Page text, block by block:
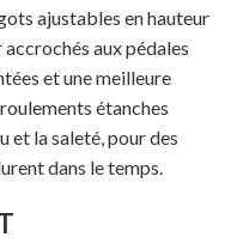
ajustables en hauteur
aux pédales
et une meilleure
étanches
et la saleté, pour des
dans le temps.